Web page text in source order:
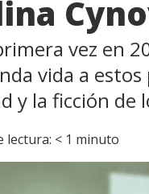
vez en
vida a
y la ficción de
lectura: < 1 minuto